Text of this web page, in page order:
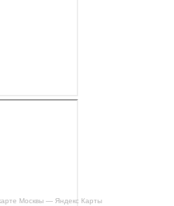
Москвы — Яндекс Карты